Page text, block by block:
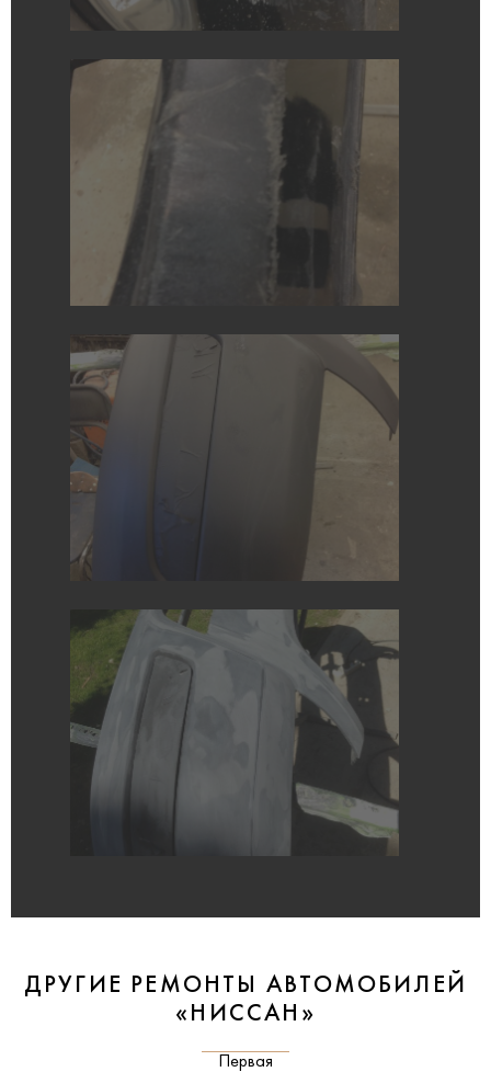
ДРУГИЕ РЕМОНТЫ АВТОМОБИЛЕЙ
«НИССАН»
Первая